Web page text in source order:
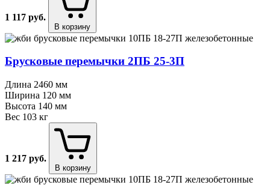
1 117 руб.
В корзину
Брусковые перемычки 2ПБ 25⁠-⁠3П
Длина 2460 мм
Ширина 120 мм
Высота 140 мм
Вес 103 кг
1 217 руб.
В корзину